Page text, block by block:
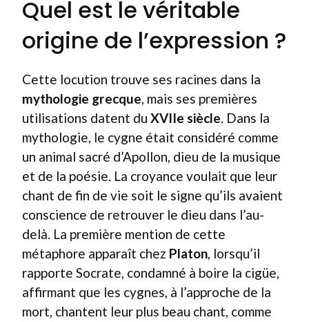
Quel est le véritable
origine de l’expression ?
Cette locution trouve ses racines dans la
mythologie grecque, mais ses premières
utilisations datent du XVIIe siècle. Dans la
mythologie, le cygne était considéré comme
un animal sacré d’Apollon, dieu de la musique
et de la poésie. La croyance voulait que leur
chant de fin de vie soit le signe qu’ils avaient
conscience de retrouver le dieu dans l’au-
delà. La première mention de cette
métaphore apparaît chez Platon, lorsqu’il
rapporte Socrate, condamné à boire la cigüe,
affirmant que les cygnes, à l’approche de la
mort, chantent leur plus beau chant, comme